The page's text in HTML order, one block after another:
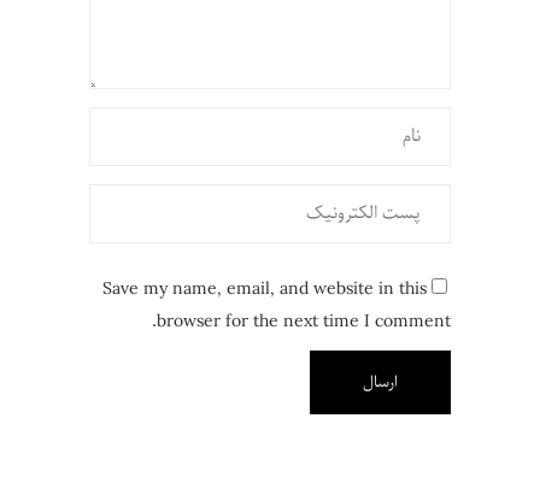
Save my name, email, and website in this
browser for the next time I comment.